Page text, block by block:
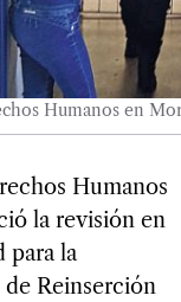
Humanos en
Humanos
la revisión en
para la
Reinserción